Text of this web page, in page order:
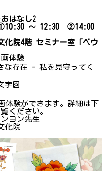
はなし2
①10:30 ～ 12:30 ②14:00
化院4階 セミナー室「ベウ
民画体験
な存在 - 私を見守ってく
字図
験ができます。詳細は下
ください。
ヨン先生
化院